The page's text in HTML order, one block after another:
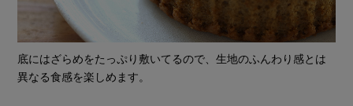
底にはざらめをたっぷり敷いてるので、生地のふんわり感とは
異なる食感を楽しめます。